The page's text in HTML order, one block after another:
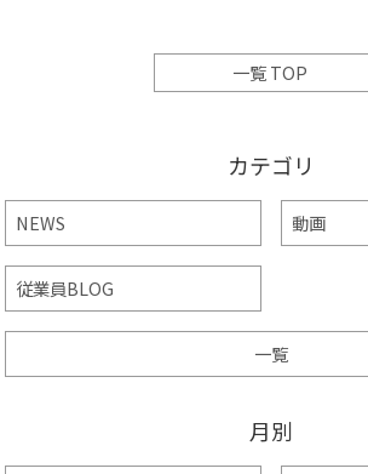
一覧 TOP
カテゴリ
NEWS 動画
従業員BLOG
一覧
月別